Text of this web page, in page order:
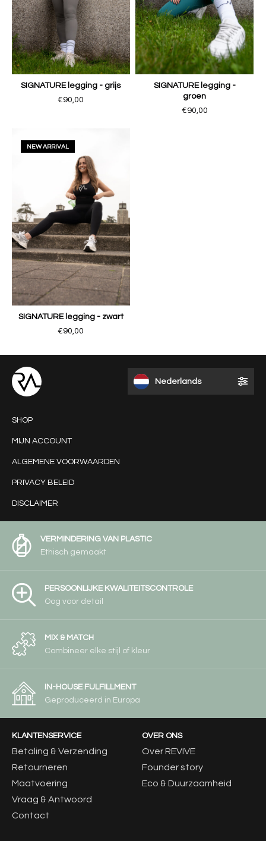
SIGNATURE legging - grijs
€90,00
SIGNATURE legging -
groen
€90,00
NEW ARRIVAL
SIGNATURE legging - zwart
€90,00
Nederlands
SHOP
MIJN ACCOUNT
ALGEMENE VOORWAARDEN
PRIVACY BELEID
DISCLAIMER
VERMINDERING VAN PLASTIC
Ethisch gemaakt
PERSOONLIJKE KWALITEITSCONTROLE
Oog voor detail
MIX & MATCH
Combineer elke stijl of kleur
IN-HOUSE FULFILLMENT
Geproduceerd in Europa
KLANTENSERVICE
Betaling & Verzending
Retourneren
Maatvoering
Vraag & Antwoord
Contact
OVER ONS
Over REVIVE
Founder story
Eco & Duurzaamheid